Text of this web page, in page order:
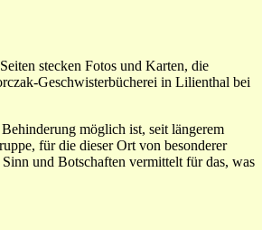
stecken Fotos und Karten, die
Geschwisterbücherei in Lilienthal bei
möglich ist, seit längerem
für die dieser Ort von besonderer
und Botschaften vermittelt für das, was